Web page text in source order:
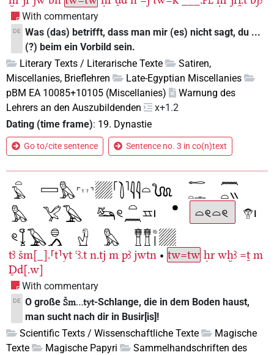
With commentary
DE Was (das) betrifft, dass man mir (es) nicht sagt, du ...
(?) beim ein Vorbild sein.
Literary Texts / Literarische Texte
Satiren,
Miscellanies, Brieflehren
Late-Egyptian Miscellanies
pBM EA 10085+10105 (Miscellanies)
Warnung des
Lehrers an den Auszubildenden
x+1.2
Dating (time frame): 19. Dynastie
Go to/cite sentence Sentence no. 3 in co(n)text
tꜣ šm[_].⸢t⸣yt ꜥꜣ.t n.tj m pꜣ jwtn • tw=tw ḥr wḫꜣ =ṯ m
Ḏd[.w]
With commentary
DE O großeŠm...tyt-Schlange, die in dem Boden haust,
man sucht nach dir in Busir[is]!
Scientific Texts / Wissenschaftliche Texte
Magische
Texte
Magische Papyri
Sammelhandschriften des